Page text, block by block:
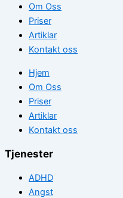
Om Oss
Priser
Artiklar
Kontakt oss
Hjem
Om Oss
Priser
Artiklar
Kontakt oss
Tjenester
ADHD
Angst